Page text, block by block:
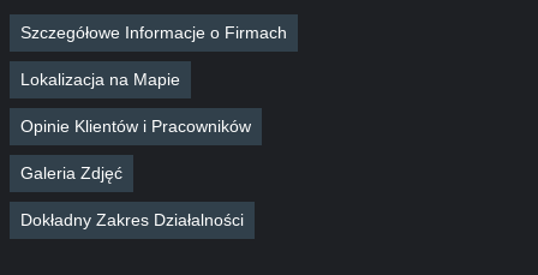
Szczegółowe Informacje o Firmach
Lokalizacja na Mapie
Opinie Klientów i Pracowników
Galeria Zdjęć
Dokładny Zakres Działalności